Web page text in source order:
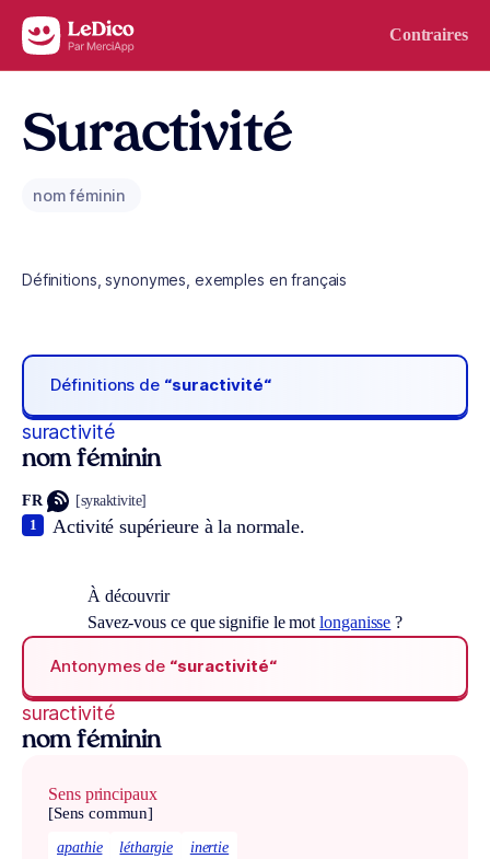
Aller au contenu Contraires
Suractivité
nom féminin
Définitions, synonymes, exemples en français
Définitions de “suractivité“
suractivité
nom féminin
FR [syʀaktivite]
Activité supérieure à la normale.
1
À découvrir
Savez-vous ce que signifie le motlonganisse ?
Antonymes de “suractivité“
suractivité
nom féminin
Sens principaux
[Sens commun]
apathie léthargie inertie